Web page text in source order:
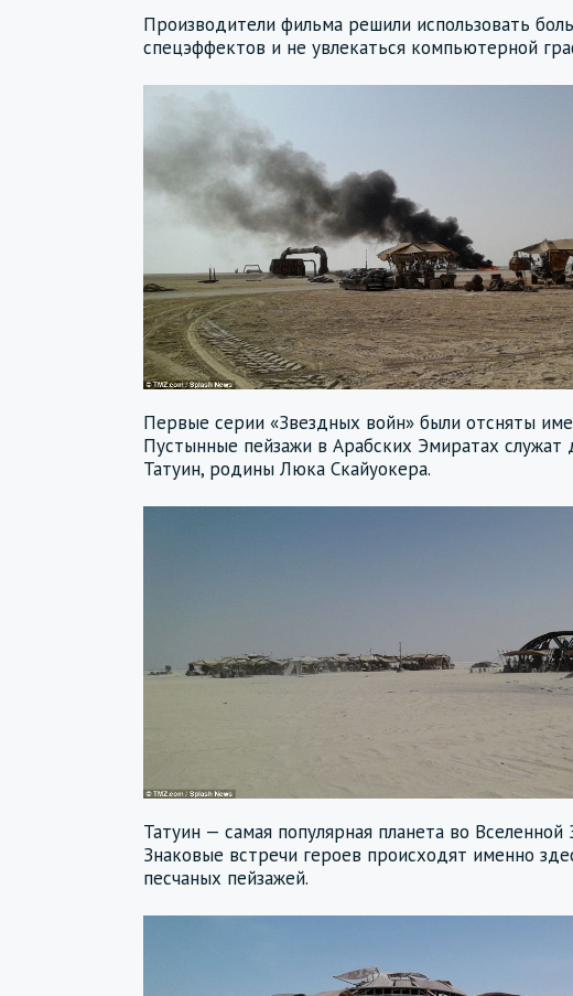
Производители фильма решили использовать
спецэффектов и не увлекаться компьютерной
Первые серии «Звездных войн» были отсняты
Пустынные пейзажи в Арабских Эмиратах служат
Татуин, родины Люка Скайуокера.
Татуин — самая популярная планета во Вселенной
Знаковые встречи героев происходят именно
песчаных пейзажей.